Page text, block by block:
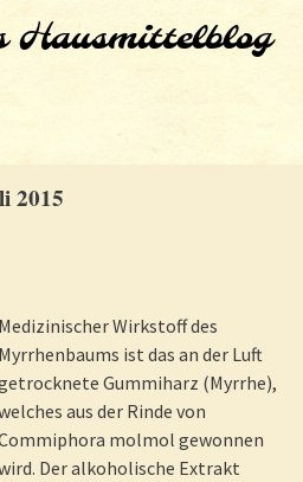
Hausmittelblog
2015
Medizinischer Wirkstoff des
Myrrhenbaums ist das an der Luft
Gummiharz (Myrrhe),
aus der Rinde von
molmol gewonnen
Der alkoholische Extrakt